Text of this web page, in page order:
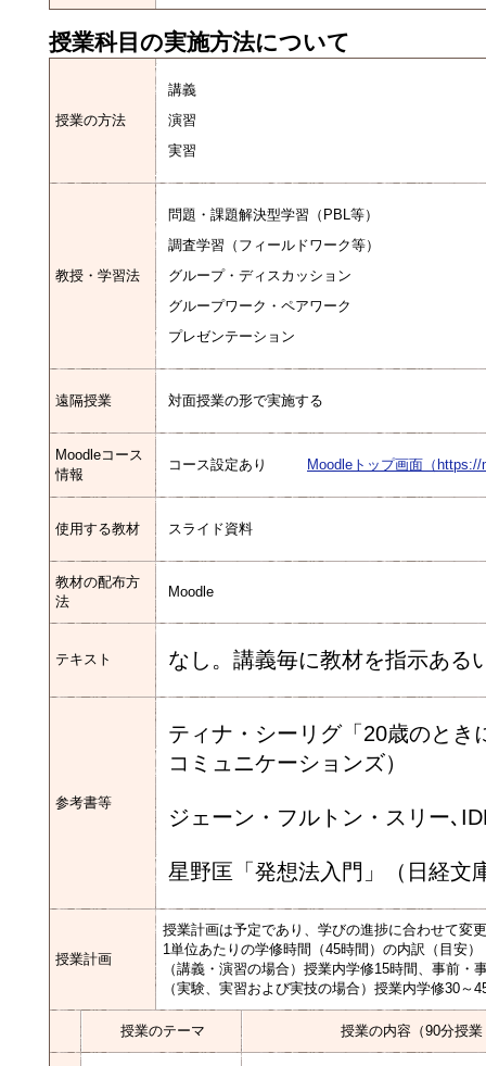
授業科目の実施方法について
授業の方法
講義
演習
実習
教授・学習法
問題・課題解決型学習（PBL等）
調査学習（フィールドワーク等）
グループ・ディスカッション
グループワーク・ペアワーク
プレゼンテーション
遠隔授業 対面授業の形で実施する
Moodleコース
情報
コース設定あり Moodleトップ画面（
使用する教材 スライド資料
教材の配布方
法
Moodle
テキスト なし。講義毎に教材を指示ある
参考書等
ティナ・シーリグ「20歳のと
コミュニケーションズ）
ジェーン・フルトン・スリー､
星野匡「発想法入門」（日経文
授業計画
授業計画は予定であり、学びの進捗に合わせて変
1単位あたりの学修時間（45時間）の内訳（目安）
（講義・演習の場合）授業内学修15時間、事前・
（実験、実習および実技の場合）授業内学修30～
授業のテーマ 授業の内容（90分授